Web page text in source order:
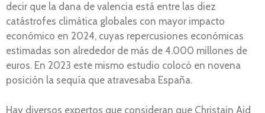
decir que la dana de valencia está entre las diez
catástrofes climática globales con mayor impacto
económico en 2024, cuyas repercusiones económicas
estimadas son alrededor de más de 4.000 millones de
euros. En 2023 este mismo estudio colocó en novena
posición la sequía que atravesaba España.
Hay diversos expertos que consideran que Christain Aid